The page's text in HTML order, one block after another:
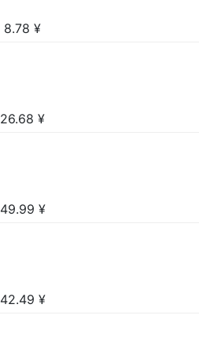
8.78 ¥
26.68 ¥
49.99 ¥
42.49 ¥